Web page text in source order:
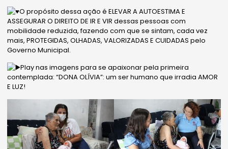
O propósito dessa ação é ELEVAR A AUTOESTIMA E
ASSEGURAR O DIREITO DE IR E VIR dessas pessoas com
mobilidadereduzida, fazendo com que se sintam, cada vez
mais, PROTEGIDAS, OLHADAS, VALORIZADAS E CUIDADAS pelo
Governo Municipal.
Play nas imagens para se apaixonar pela primeira
contemplada: “DONA OLÍVIA”: um ser humano que irradia AMOR
E LUZ!